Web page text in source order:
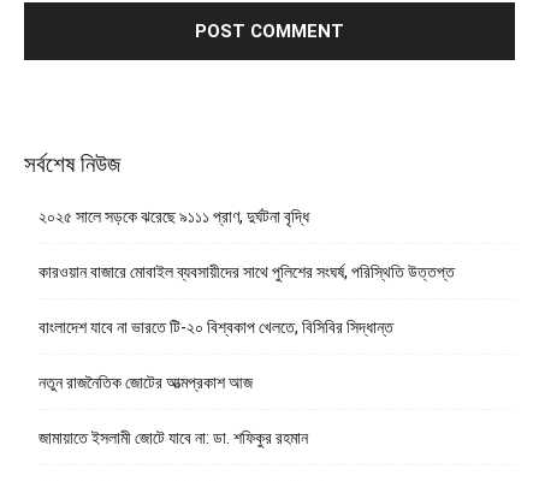
সর্বশেষ নিউজ
২০২৫ সালে সড়কে ঝরেছে ৯১১১ প্রাণ, দুর্ঘটনা বৃদ্ধি
কারওয়ান বাজারে মোবাইল ব্যবসায়ীদের সাথে পুলিশের সংঘর্ষ, পরিস্থিতি উত্তপ্ত
বাংলাদেশ যাবে না ভারতে টি-২০ বিশ্বকাপ খেলতে, বিসিবির সিদ্ধান্ত
নতুন রাজনৈতিক জোটের আত্মপ্রকাশ আজ
জামায়াতে ইসলামী জোটে যাবে না: ডা. শফিকুর রহমান